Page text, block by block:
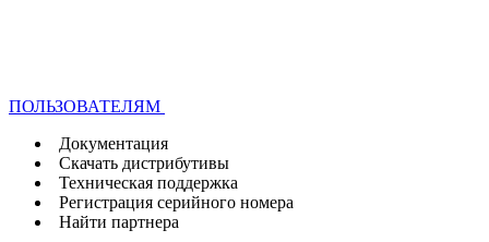
ПОЛЬЗОВАТЕЛЯМ
Документация
Скачать дистрибутивы
Техническая поддержка
Регистрация серийного номера
Найти партнера